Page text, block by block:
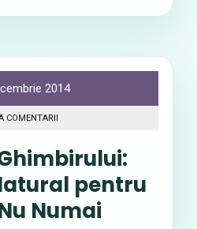
2014
COMENTARII
pentru
Numai